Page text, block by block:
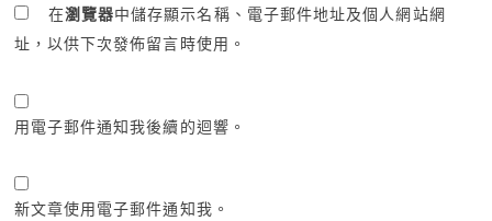
在瀏覽器中儲存顯示名稱、電子郵件地址及個人網站網
址，以供下次發佈留言時使用。
用電子郵件通知我後續的迴響。
新文章使用電子郵件通知我。